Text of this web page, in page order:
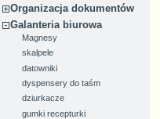
Organizacja dokumentów
Galanteria biurowa
Magnesy
skalpele
datowniki
dyspensery do taśm
dziurkacze
gumki recepturki